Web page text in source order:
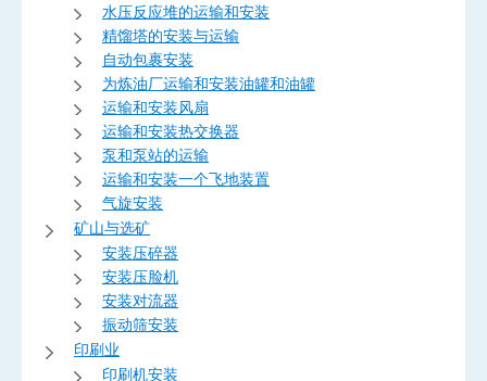
水压反应堆的运输和安装
精馏塔的安装与运输
自动包裹安装
为炼油厂运输和安装油罐和油罐
运输和安装风扇
运输和安装热交换器
泵和泵站的运输
运输和安装一个飞地装置
气旋安装
矿山与选矿
安装压碎器
安装压脸机
安装对流器
振动筛安装
印刷业
印刷机安装